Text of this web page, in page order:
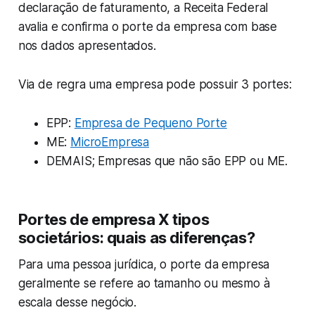
declaração de faturamento, a Receita Federal
avalia e confirma o porte da empresa com base
nos dados apresentados.
Via de regra uma empresa pode possuir 3 portes:
EPP: Empresa de Pequeno Porte
ME: MicroEmpresa
DEMAIS; Empresas que não são EPP ou ME.
Portes de empresa X tipos
societários: quais as diferenças?
Para uma pessoa jurídica, o porte da empresa
geralmente se refere ao tamanho ou mesmo à
escala desse negócio.